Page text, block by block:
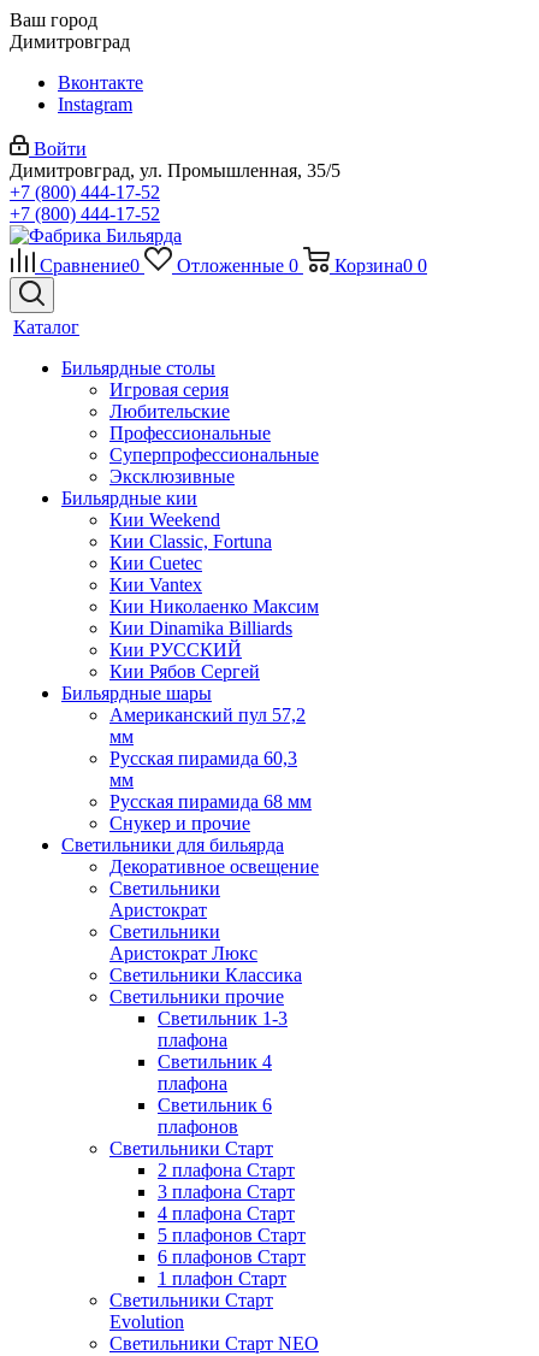
Ваш город
Димитровград
Вконтакте
Instagram
Войти
Димитровград, ул. Промышленная, 35/5
+7 (800) 444-17-52
+7 (800) 444-17-52
Сравнение0 Отложенные 0 Корзина0 0
Каталог
Бильярдные столы
Игровая серия
Любительские
Профессиональные
Суперпрофессиональные
Эксклюзивные
Бильярдные кии
Кии Weekend
Кии Classic, Fortuna
Кии Cuetec
Кии Vantex
Кии Николаенко Максим
Кии Dinamika Billiards
Кии РУССКИЙ
Кии Рябов Сергей
Бильярдные шары
Американский пул 57,2
мм
Русская пирамида 60,3
мм
Русская пирамида 68 мм
Снукер и прочие
Светильники для бильярда
Декоративное освещение
Светильники
Аристократ
Светильники
Аристократ Люкс
Светильники Классика
Светильники прочие
Светильник 1-3
плафона
Светильник 4
плафона
Светильник 6
плафонов
Светильники Старт
2 плафона Старт
3 плафона Старт
4 плафона Старт
5 плафонов Старт
6 плафонов Старт
1 плафон Старт
Светильники Старт
Evolution
Светильники Старт NEO